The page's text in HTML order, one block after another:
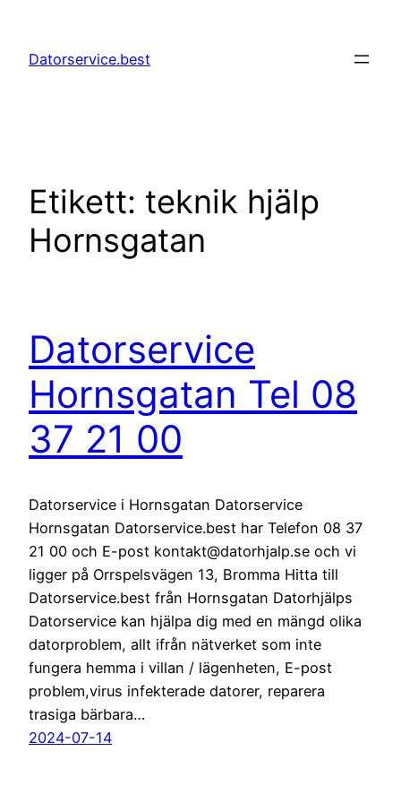
innehåll
Datorservice.best
Etikett: teknik hjälp
Hornsgatan
Datorservice
Hornsgatan Tel 08
37 21 00
Datorservice i Hornsgatan Datorservice
Hornsgatan Datorservice.best har Telefon 08 37
21 00 och E-post kontakt@datorhjalp.se och vi
ligger på Orrspelsvägen 13, Bromma Hitta till
Datorservice.best från Hornsgatan Datorhjälps
Datorservice kan hjälpa dig med en mängd olika
datorproblem, allt ifrån nätverket som inte
fungera hemma i villan / lägenheten, E-post
problem,virus infekterade datorer, reparera
trasiga bärbara…
2024-07-14